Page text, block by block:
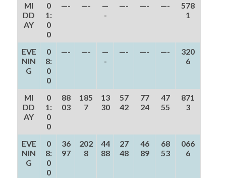
MI
DD
AY
0
1:
0
0
—- —-
—
-
—- —- —-
578
1
EVE
NIN
G
0
8:
0
0
—- —-
—
-
—- —- —-
320
6
MI
DD
AY
0
1:
0
0
88
03
185
7
13
30
57
42
77
24
47
55
871
3
EVE
NIN
G
0
8:
0
0
36
97
202
8
44
88
27
48
46
89
68
53
066
6